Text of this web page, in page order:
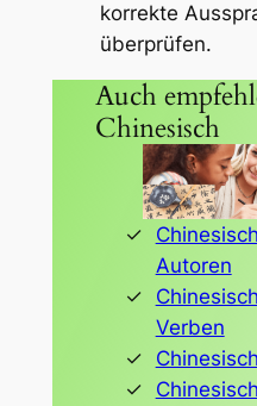
korrekte
überprüfen.
Auch
Chinesisch
Autoren
Verben